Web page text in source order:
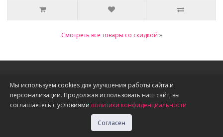
Смотреть все товары со скидкой »
Информация
О нас
Доставка, оплата, скидки
Политика конфиденциальности
Мы используем cookies для улучшения работы сайта и
персонализации. Продолжая использовать наш сайт, вы
соглашаетесь с условиями политики конфиденциальности
Согласен